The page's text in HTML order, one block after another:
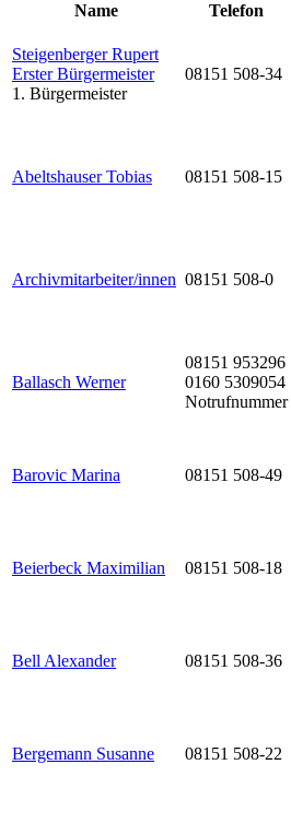
Name
Telefon
Steigenberger Rupert
Erster Bürgermeister
1. Bürgermeister
08151 508-34
Abeltshauser Tobias 08151 508-15
Archivmitarbeiter/innen 08151 508-0
Ballasch Werner
08151 953296
0160 5309054
Notrufnummer
Barovic Marina 08151 508-49
Beierbeck Maximilian 08151 508-18
Bell Alexander 08151 508-36
Bergemann Susanne 08151 508-22